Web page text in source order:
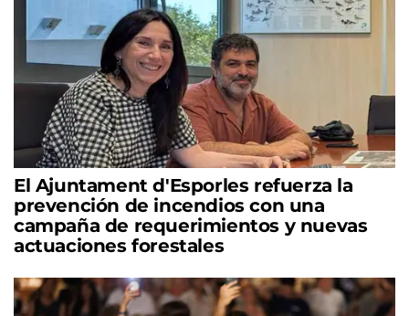
El Ajuntament d'Esporles refuerza la
prevención de incendios con una
campaña de requerimientos y nuevas
actuaciones forestales